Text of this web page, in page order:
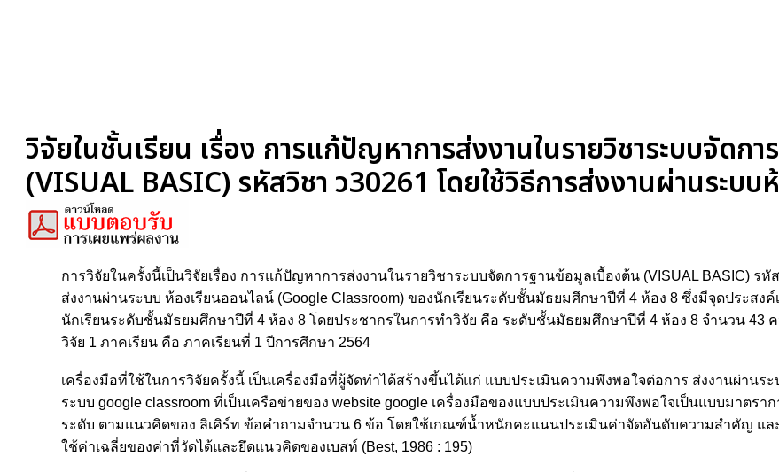
วิจัยในชั้นเรียน เรื่อง การแก้ปัญหาการส่งงานในรายวิชาระบบจัดก
(VISUAL BASIC) รหัสวิชา ว30261 โดยใช้วิธีการส่งงานผ่านระบบ
การวิจัยในครั้งนี้เป็นวิจัยเรื่อง การแก้ปัญหาการส่งงานในรายวิชาระบบจัดการฐานข้อมูลเบื้องต้น (VISUAL BASIC) รหั
ส่งงานผ่านระบบ ห้องเรียนออนไลน์ (Google Classroom) ของนักเรียนระดับชั้นมัธยมศึกษาปีที่ 4 ห้อง 8 ซึ่งมีจุดประสง
นักเรียนระดับชั้นมัธยมศึกษาปีที่ 4 ห้อง 8 โดยประชากรในการทําวิจัย คือ ระดับชั้นมัธยมศึกษาปีที่ 4 ห้อง 8 จํานวน 43 ค
วิจัย 1 ภาคเรียน คือ ภาคเรียนที่ 1 ปีการศึกษา 2564
เครื่องมือที่ใช้ในการวิจัยครั้งนี้ เป็นเครื่องมือที่ผู้จัดทําได้สร้างขึ้นได้แก่ แบบประเมินความพึงพอใจต่อการ ส่งงานผ่านระ
ระบบ google classroom ที่เป็นเครือข่ายของ website google เครื่องมือของแบบประเมินความพึงพอใจเป็นแบบมาตรา
ระดับ ตามแนวคิดของ ลิเคิร์ท ข้อคําถามจํานวน 6 ข้อ โดยใช้เกณฑ์น้ำหนักคะแนนประเมินค่าจัดอันดับความสําคัญ แล
ใช้ค่าเฉลี่ยของค่าที่วัดได้และยึดแนวคิดของเบสท์ (Best, 1986 : 195)